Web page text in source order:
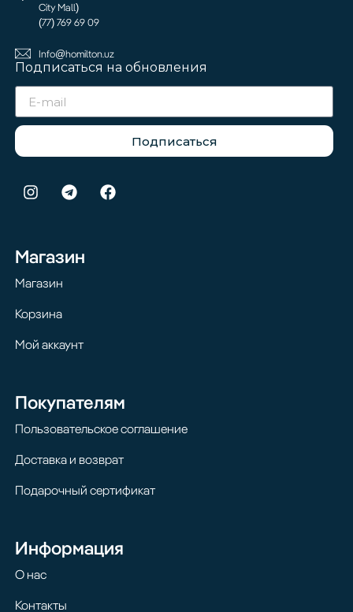
City Mall)
(77) 769 69 09
Info@homilton.uz
Подписаться на обновления
Подписаться
Магазин
Магазин
Корзина
Мой аккаунт
Покупателям
Пользовательское соглашение
Доставка и возврат
Подарочный сертификат
Информация
О нас
Контакты